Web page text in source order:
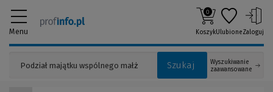
Menu
Szukaj
Wyszukiwanie
zaawansowane
0
KoszykUlubioneZaloguj